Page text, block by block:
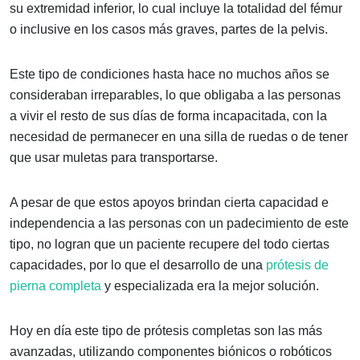
su extremidad inferior, lo cual incluye la totalidad del fémur
o inclusive en los casos más graves, partes de la pelvis.
Este tipo de condiciones hasta hace no muchos años se
consideraban irreparables, lo que obligaba a las personas
a vivir el resto de sus días de forma incapacitada, con la
necesidad de permanecer en una silla de ruedas o de tener
que usar muletas para transportarse.
A pesar de que estos apoyos brindan cierta capacidad e
independencia a las personas con un padecimiento de este
tipo, no logran que un paciente recupere del todo ciertas
capacidades, por lo que el desarrollo de una prótesis de
pierna completa y especializada era la mejor solución.
Hoy en día este tipo de prótesis completas son las más
avanzadas, utilizando componentes biónicos o robóticos